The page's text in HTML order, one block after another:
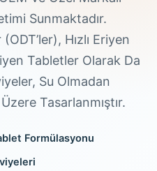
Sunmaktadır.
Hızlı Eriyen
Tabletler Olarak Da
Su Olmadan
Tasarlanmıştır.
Formülasyonu